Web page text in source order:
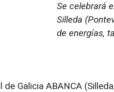
Se celebrará
Silleda
de energías,
de Galicia ABANCA